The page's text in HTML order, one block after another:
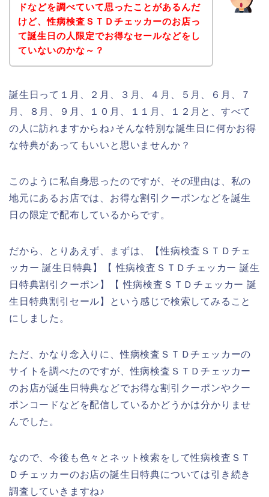
ドなどを調べていて思ったことがあるんだ
けど、性病検査ＳＴＤチェッカーのお店っ
て誕生日の人限定でお得なセールなどをし
ていないのかな～？
誕生日って１月、２月、３月、４月、５月、６月、７
月、８月、９月、１０月、１１月、１２月と、すべて
の人に訪れますからね♪そんな特別な誕生日に何かお得
な特典があってもいいと思いませんか？
このように私自身思ったのですが、その理由は、私の
地元にあるお店では、お得な割引クーポンなどを誕生
日の限定で配布しているからです。
だから、とりあえず、まずは、【性病検査ＳＴＤチェ
ッカー 誕生日特典】【 性病検査ＳＴＤチェッカー 誕生
日特典割引クーポン】【 性病検査ＳＴＤチェッカー 誕
生日特典割引セール】という感じで検索してみること
にしました。
ただ、かなり念入りに、性病検査ＳＴＤチェッカーの
サイトを調べたのですが、性病検査ＳＴＤチェッカー
のお店が誕生日特典などでお得な割引クーポンやクー
ポンコードなどを配信しているかどうかは分かりませ
んでした。
なので、今後も色々とネット検索をして性病検査ＳＴ
Ｄチェッカーのお店の誕生日特典については引き続き
調査していきますね♪